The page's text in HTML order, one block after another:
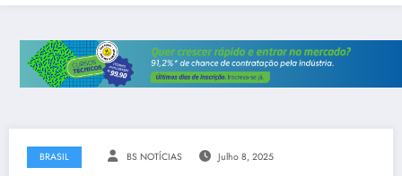
BRASIL BS NOTÍCIAS Julho 8, 2025